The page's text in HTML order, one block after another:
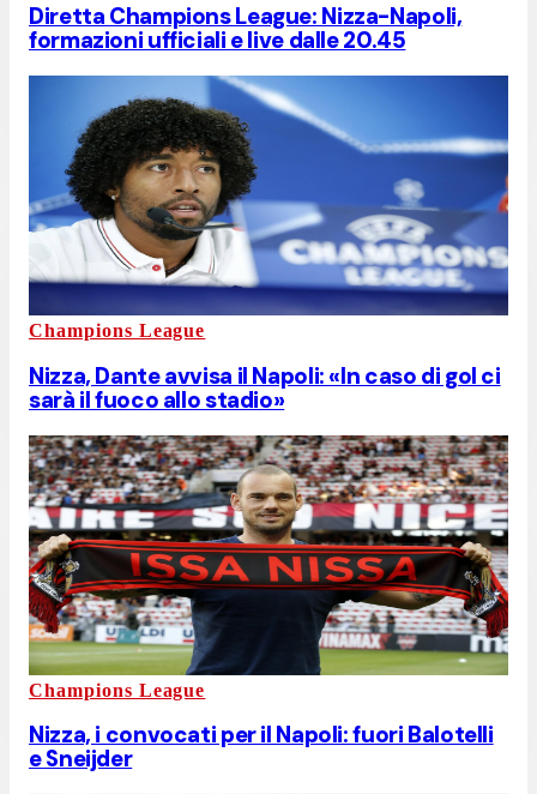
Diretta Champions League: Nizza-Napoli,
formazioni ufficiali e live dalle 20.45
Champions League
Nizza, Dante avvisa il Napoli: «In caso di gol ci
sarà il fuoco allo stadio»
Champions League
Nizza, i convocati per il Napoli: fuori Balotelli
e Sneijder